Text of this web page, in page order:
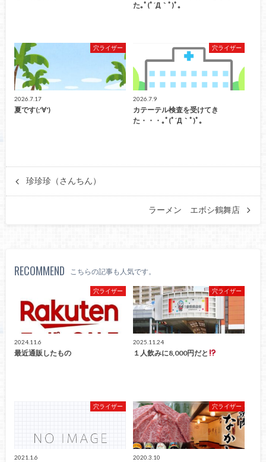
た｡ﾟ(ﾟ´Д｀ﾟ)ﾟ｡
穴ライザー
2026.7.17
夏です(;'∀')
穴ライザー
2026.7.9
カテーテル検査を受けてき
た・・・｡ﾟ(ﾟ´Д｀ﾟ)ﾟ｡
珍珍珍（さんちん）
ラーメン エボシ鶴舞店
RECOMMEND こちらの記事も人気です。
穴ライザー
2024.11.6
最近通販したもの
穴ライザー
2025.11.24
１人飲みに8,000円だと
穴ライザー
2021.1.6
穴ライザー
2020.3.10